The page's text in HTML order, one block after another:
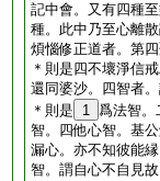
記中會。又有四種
種。此中乃至心離
煩惱修正道者。第
＊則是四不壞淨信
還同婆沙。四智者
＊則是
1 爲法智。
智。四他心智。基
漏心。亦不知彼能
智。謂自心不自見